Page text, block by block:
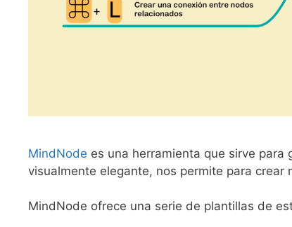
MindNode es una herramienta que sirve para
visualmente elegante, nos permite para crear
MindNode ofrece una serie de plantillas de